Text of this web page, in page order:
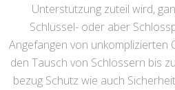
Unterstützung zuteil wird,
Schlüssel- oder aber
Angefangen von unkomplizierten
den Tausch von Schlössern bis
bezug Schutz wie auch